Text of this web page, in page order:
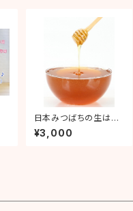
日本みつばちの生はち
みつ★83はちみつ 100
g
¥3,000